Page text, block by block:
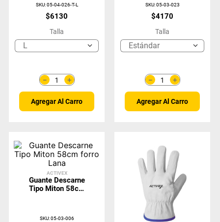
SKU:05-04-026-T-L
$6130
Talla
L
＋
－
Agregar Al Carro
SKU:05-03-023
$4170
Talla
Estándar
＋
－
Agregar Al Carro
ACTIVEX
Guante Descarne
Tipo Miton 58cm
SKU:05-03-006